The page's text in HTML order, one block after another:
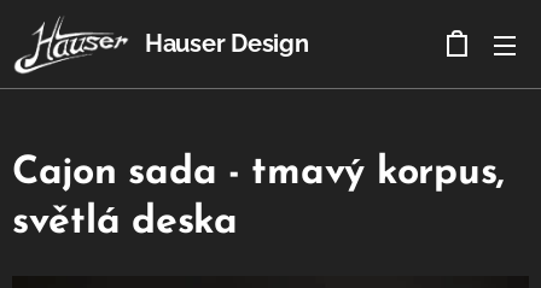
Hauser Design
Cajon sada - tmavý korpus,
světlá deska